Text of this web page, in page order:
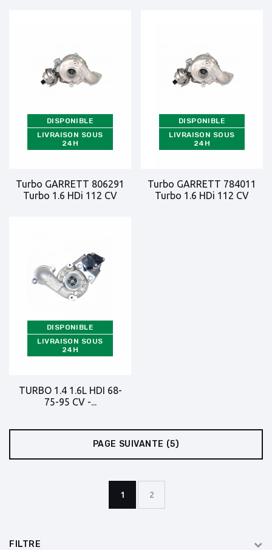
DISPONIBLE
LIVRAISON SOUS
24H
Turbo GARRETT 806291
Turbo 1.6 HDi 112 CV
DISPONIBLE
LIVRAISON SOUS
24H
Turbo GARRETT 784011
Turbo 1.6 HDi 112 CV
DISPONIBLE
LIVRAISON SOUS
24H
TURBO 1.4 1.6L HDI 68-
75-95 CV -...
PAGE SUIVANTE (5)
1 2
FILTRE